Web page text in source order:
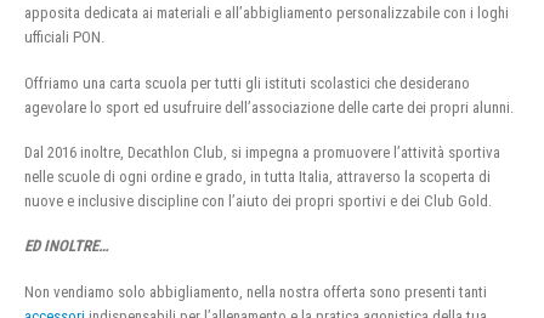
apposita dedicata ai materiali e all’abbigliamento personalizzabile con i loghi
ufficiali PON.
Offriamo una carta scuola per tutti gli istituti scolastici che desiderano
agevolare lo sport ed usufruire dell’associazione delle carte dei propri alunni.
Dal 2016 inoltre, Decathlon Club, si impegna a promuovere l’attività sportiva
nelle scuole di ogni ordine e grado, in tutta Italia, attraverso la scoperta di
nuove e inclusive discipline con l’aiuto dei propri sportivi e dei Club Gold.
ED INOLTRE…
Non vendiamo solo abbigliamento, nella nostra offerta sono presenti tanti